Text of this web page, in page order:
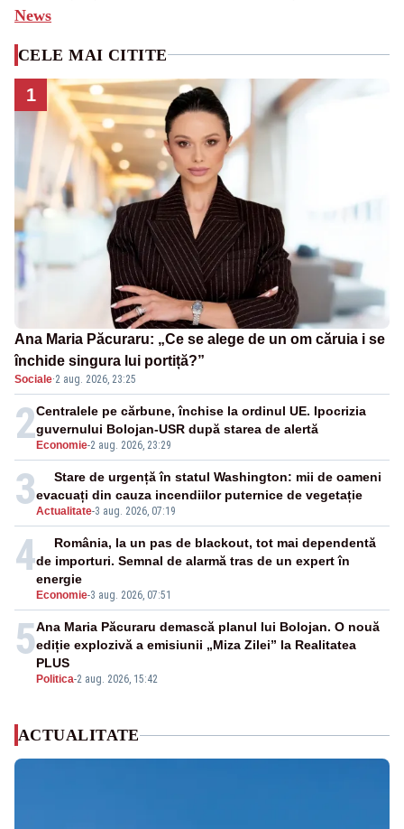
News
CELE MAI CITITE
1
Ana Maria Păcuraru: „Ce se alege de un om căruia i se
închide singura lui portiță?”
Sociale·2 aug. 2026, 23:25
2 Economie-2 aug. 2026, 23:29
Centralele pe cărbune, închise la ordinul UE. Ipocrizia
guvernului Bolojan-USR după starea de alertă
3Actualitate-3 aug. 2026, 07:19
Stare de urgență în statul Washington: mii de oameni
evacuați din cauza incendiilor puternice de vegetație
4
Economie-3 aug. 2026, 07:51
România, la un pas de blackout, tot mai dependentă
de importuri. Semnal de alarmă tras de un expert în
energie
5
Politica-2 aug. 2026, 15:42
Ana Maria Păcuraru demască planul lui Bolojan. O nouă
ediție explozivă a emisiunii „Miza Zilei” la Realitatea
PLUS
ACTUALITATE